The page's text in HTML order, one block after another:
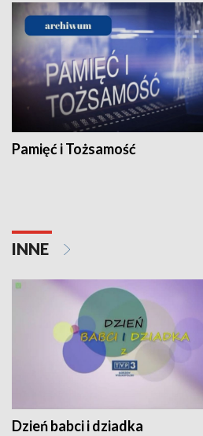
Pamięć i Tożsamość
INNE
Dzień babci i dziadka